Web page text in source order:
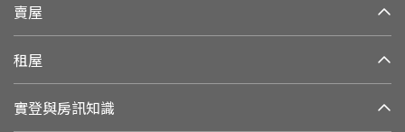
賣屋
租屋
實登與房訊知識